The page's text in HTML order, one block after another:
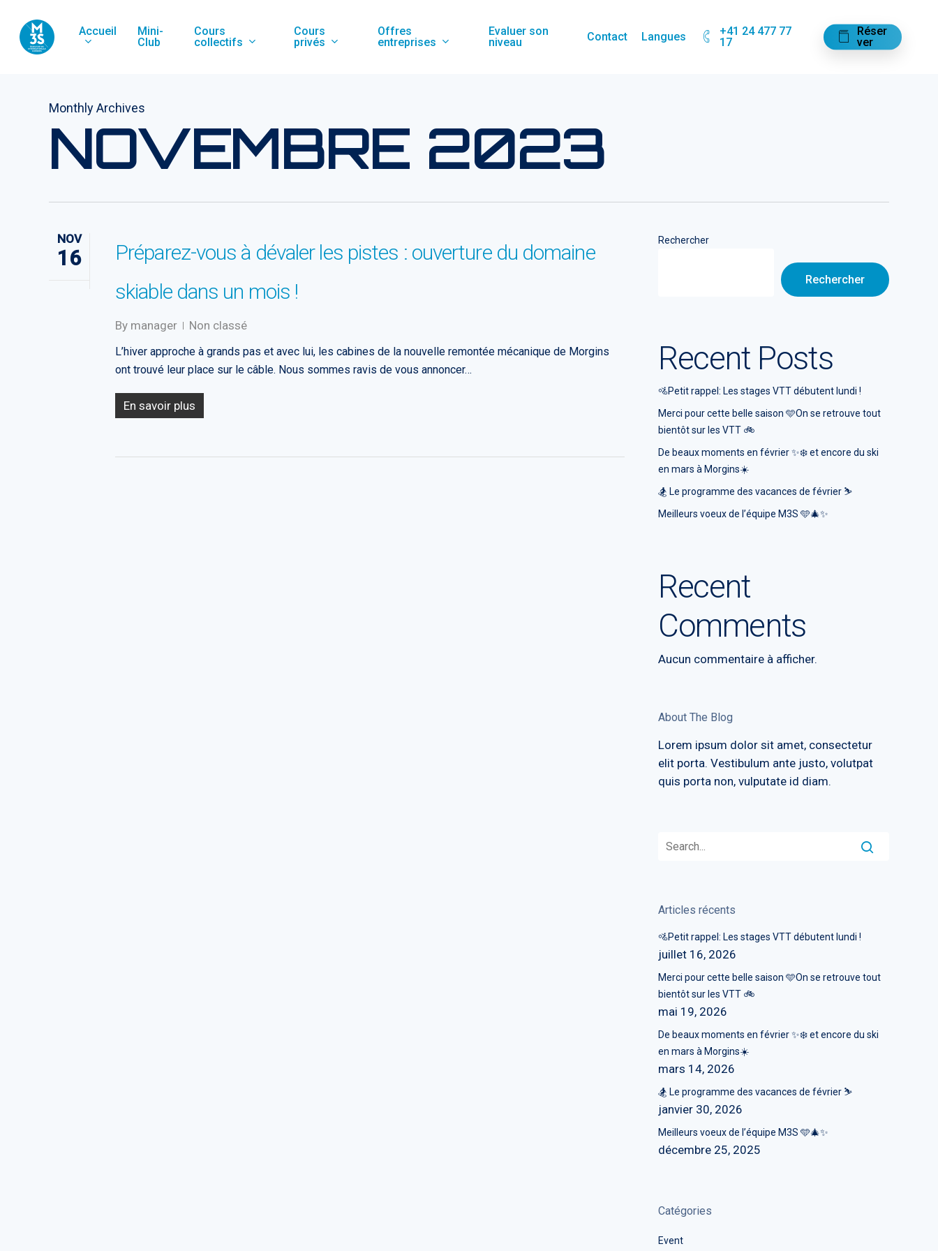
main
Accueil
Mini-
Club
Cours
collectifs
Cours
privés
Offres
entreprises
Evaluer son
niveau
Contact Langues
+41 24 477 77
17
Réser
ver
Monthly Archives
NOVEMBRE 2023
NOV
16
Préparez-vous à dévaler les pistes : ouverture du domaine
skiable dans un mois !
By manager Non classé
L’hiver approche à grands pas et avec lui, les cabines de la nouvelle remontée mécanique de Morgins
ont trouvé leur place sur le câble. Nous sommes ravis de vous annoncer…
En savoir plus
Rechercher
Rechercher
Recent Posts
🚵Petit rappel: Les stages VTT débutent lundi !
Merci pour cette belle saison 🩵On se retrouve tout
bientôt sur les VTT 🚲
De beaux moments en février ✨❄️ et encore du ski
en mars à Morgins☀️
🏂 Le programme des vacances de février ⛷️
Meilleurs voeux de l’équipe M3S 🩵🎄✨
Recent
Comments
Aucun commentaire à afficher.
About The Blog
Lorem ipsum dolor sit amet, consectetur
elit porta. Vestibulum ante justo, volutpat
quis porta non, vulputate id diam.
Articles récents
🚵Petit rappel: Les stages VTT débutent lundi !
juillet 16, 2026
Merci pour cette belle saison 🩵On se retrouve tout
bientôt sur les VTT 🚲
mai 19, 2026
De beaux moments en février ✨❄️ et encore du ski
en mars à Morgins☀️
mars 14, 2026
🏂 Le programme des vacances de février ⛷️
janvier 30, 2026
Meilleurs voeux de l’équipe M3S 🩵🎄✨
décembre 25, 2025
Catégories
Event